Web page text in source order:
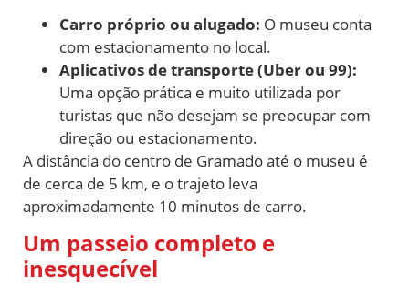
Carro próprio ou alugado: O museu conta
com estacionamento no local.
Aplicativos de transporte (Uber ou 99):
Uma opção prática e muito utilizada por
turistas que não desejam se preocupar com
direção ou estacionamento.
A distância do centro de Gramado até o museu é
de cerca de 5 km, e o trajeto leva
aproximadamente 10 minutos de carro.
Um passeio completo e
inesquecível